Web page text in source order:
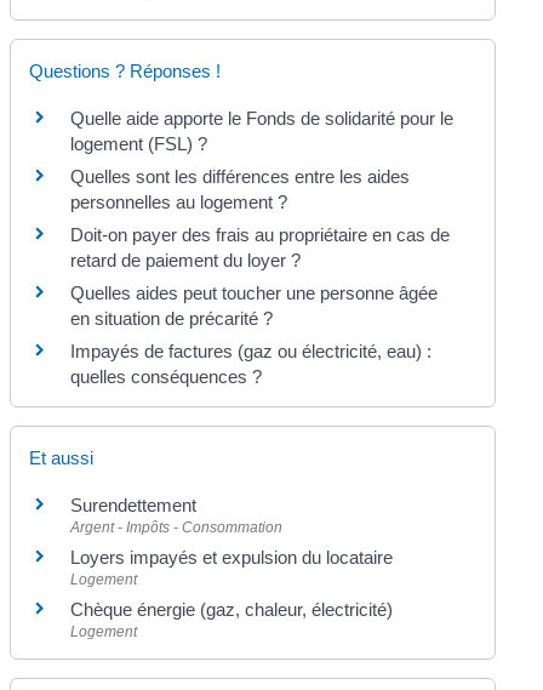
Questions ? Réponses !
Quelle aide apporte le Fonds de solidarité pour le
logement (FSL) ?
Quelles sont les différences entre les aides
personnelles au logement ?
Doit-on payer des frais au propriétaire en cas de
retard de paiement du loyer ?
Quelles aides peut toucher une personne âgée
en situation de précarité ?
Impayés de factures (gaz ou électricité, eau) :
quelles conséquences ?
Et aussi
Surendettement
Argent - Impôts - Consommation
Loyers impayés et expulsion du locataire
Logement
Chèque énergie (gaz, chaleur, électricité)
Logement